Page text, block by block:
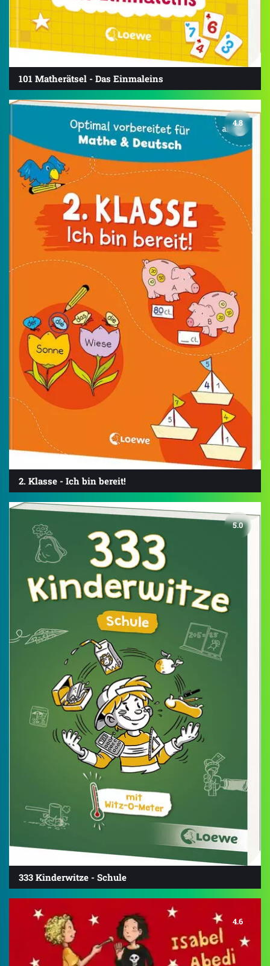
101 Matherätsel - Das Einmaleins
4.8
2. Klasse - Ich bin bereit!
5.0
333 Kinderwitze - Schule
4.6